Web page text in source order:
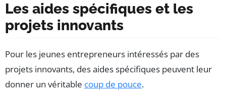
Les aides spécifiques et les
projets innovants
Pour les jeunes entrepreneurs intéressés par des
projets innovants, des aides spécifiques peuvent leur
donner un véritable coup de pouce.